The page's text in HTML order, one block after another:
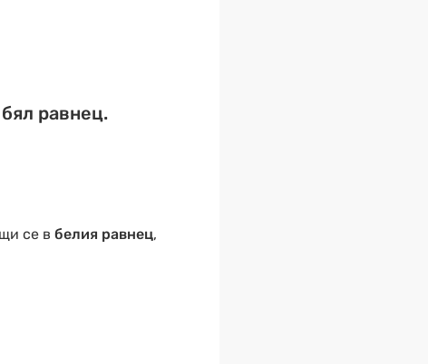
равнец.
се в белия равнец,